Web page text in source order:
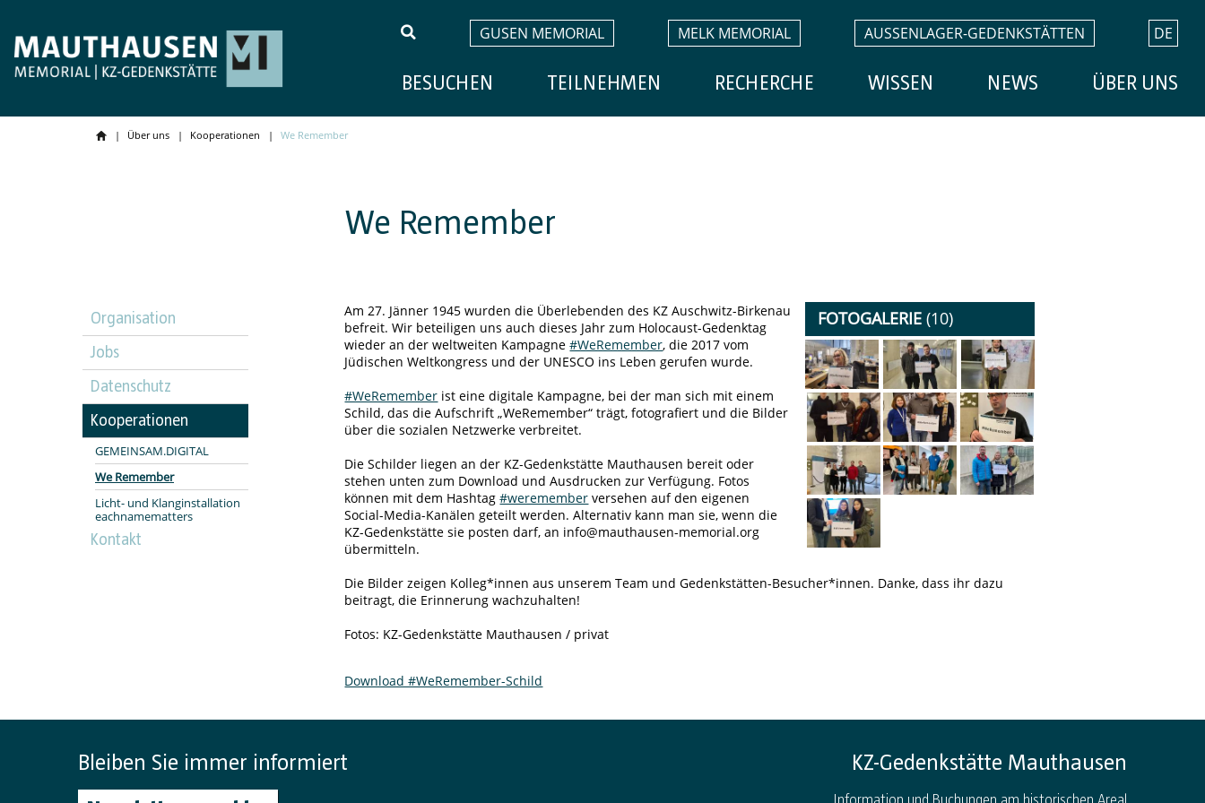
GUSEN MEMORIAL MELK MEMORIAL AUSSENLAGER-GEDENKSTÄTTEN DE
BESUCHEN TEILNEHMEN RECHERCHE WISSEN NEWS ÜBER UNS
Über uns Kooperationen We Remember
We Remember
Organisation
Jobs
Datenschutz
Kooperationen
GEMEINSAM.DIGITAL
We Remember
Licht- und Klanginstallation
eachnamematters
Kontakt
FOTOGALERIE(10)
Am 27. Jänner 1945 wurden die Überlebenden des KZ Auschwitz-Birkenau
befreit. Wir beteiligen uns auch dieses Jahr zum Holocaust-Gedenktag
wieder an der weltweiten Kampagne#WeRemember, die 2017 vom
Jüdischen Weltkongress und der UNESCO ins Leben gerufen wurde.
#WeRemember ist eine digitale Kampagne, bei der man sich mit einem
Schild, das die Aufschrift „WeRemember“ trägt, fotografiert und die Bilder
über die sozialen Netzwerke verbreitet.
Die Schilder liegen an der KZ-Gedenkstätte Mauthausen bereit oder
stehen unten zum Download und Ausdrucken zur Verfügung. Fotos
können mit dem Hashtag#weremember versehen auf den eigenen
Social-Media-Kanälen geteilt werden. Alternativ kann man sie, wenn die
KZ-Gedenkstätte sie posten darf, an info@mauthausen-memorial.org
übermitteln.
Die Bilder zeigen Kolleg*innen aus unserem Team und Gedenkstätten-Besucher*innen. Danke, dass ihr dazu
beitragt, die Erinnerung wachzuhalten!
Fotos: KZ-Gedenkstätte Mauthausen / privat
Download #WeRemember-Schild
Bleiben Sie immer informiert KZ-Gedenkstätte Mauthausen
Information und Buchungen am historischen Areal